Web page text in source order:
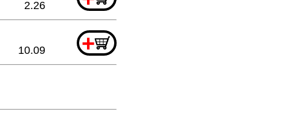
2.26
+
10.09